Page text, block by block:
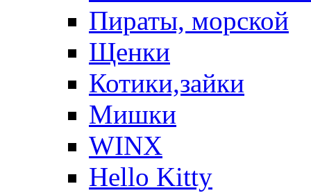
Пираты, морской
Щенки
Котики,зайки
Мишки
WINX
Hello Kitty